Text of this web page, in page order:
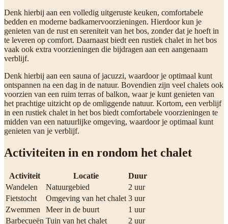
Denk hierbij aan een volledig uitgeruste keuken, comfortabele
bedden en moderne badkamervoorzieningen. Hierdoor kun je
genieten van de rust en sereniteit van het bos, zonder dat je hoeft in
te leveren op comfort. Daarnaast biedt een rustiek chalet in het bos
vaak ook extra voorzieningen die bijdragen aan een aangenaam
verblijf.
Denk hierbij aan een sauna of jacuzzi, waardoor je optimaal kunt
ontspannen na een dag in de natuur. Bovendien zijn veel chalets ook
voorzien van een ruim terras of balkon, waar je kunt genieten van
het prachtige uitzicht op de omliggende natuur. Kortom, een verblijf
in een rustiek chalet in het bos biedt comfortabele voorzieningen te
midden van een natuurlijke omgeving, waardoor je optimaal kunt
genieten van je verblijf.
Activiteiten in en rondom het chalet
Activiteit Locatie
Duur
Wandelen
Natuurgebied
2 uur
Fietstocht
Omgeving van het chalet 3 uur
Zwemmen
Meer in de buurt
1 uur
Barbecueën Tuin van het chalet 2 uur